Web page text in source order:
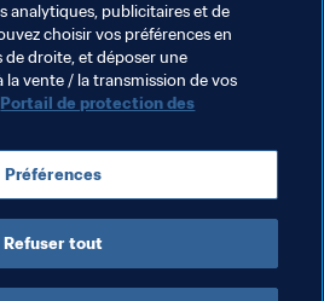
AFC New Zealand
analytiques, publicitaires et de
choisir vos préférences en
droite, et déposer une
la vente / la transmission de vos
Portail de protection des
Préférences
Refuser tout